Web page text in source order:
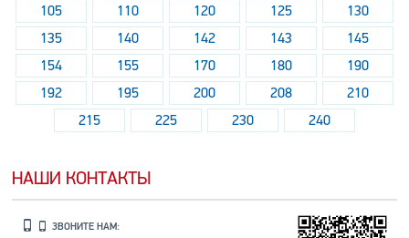
105
110 120 125
130
135
140 142 143
145
154
155 170 180
190
192
195 200 208
210
215
225 230 240
НАШИ КОНТАКТЫ
ЗВОНИТЕ НАМ: